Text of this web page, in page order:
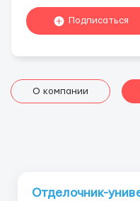
Подписаться
О компании
Отделочник-